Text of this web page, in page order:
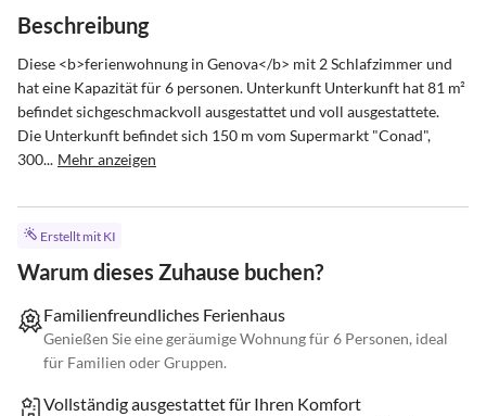
Beschreibung
Diese <b>ferienwohnung in Genova</b> mit 2 Schlafzimmer und
hat eine Kapazität für 6 personen. Unterkunft Unterkunft hat 81 m²
befindet sichgeschmackvoll ausgestattet und voll ausgestattete.
Die Unterkunft befindet sich 150 m vom Supermarkt "Conad",
300... Mehr anzeigen
Erstellt mit KI
Warum dieses Zuhause buchen?
Familienfreundliches Ferienhaus
Genießen Sie eine geräumige Wohnung für 6 Personen, ideal
für Familien oder Gruppen.
Vollständig ausgestattet für Ihren Komfort